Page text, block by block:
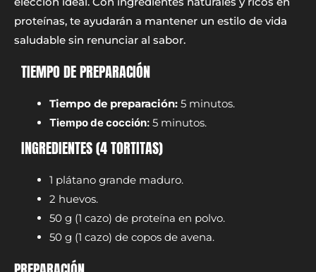
proteínas, te ayudarán a mantener un estilo de vida
saludable sin renunciar al sabor.
TIEMPO DE PREPARACIÓN
Tiempo de preparación: 5 minutos.
Tiempo de cocción: 5 minutos.
INGREDIENTES (4 TORTITAS)
1 plátano grande maduro.
2 huevos.
50 g (1 cazo) de proteína en polvo.
50 g (1 cazo) de copos de avena.